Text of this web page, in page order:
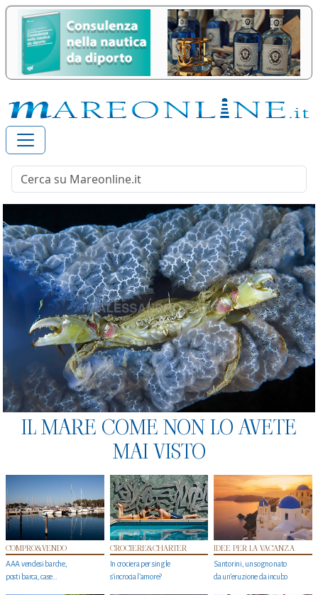
IL MARE COME NON LO AVETE
MAI VISTO
COMPRO&VENDO
AAA vendesi barche,
posti barca, case…
CROCIERE&CHARTER
In crociera per single
s'incrocia l’amore?
IDEE PER LA VACANZA
Santorini, un sogno nato
da un’eruzione da incubo